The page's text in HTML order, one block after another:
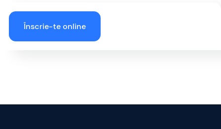
Înscrie-te online